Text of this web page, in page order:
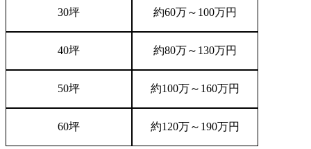
30坪 約60万～ 100万円
40坪 約80万～ 130万円
50坪 約100万～ 160万円
60坪 約120万～ 190万円